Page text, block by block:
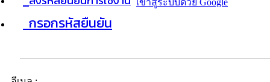
กรอกรหัสยืนยัน